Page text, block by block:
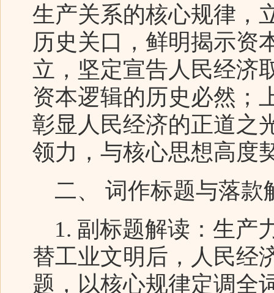
生产关系的核心规律，
历史关口，鲜明揭示资
立，坚定宣告人民经济
资本逻辑的历史必然；
彰显人民经济的正道之
领力，与核心思想高度
二、 词作标题与落款
1. 副标题解读：生产
替工业文明后，人民经
题，以核心规律定调全